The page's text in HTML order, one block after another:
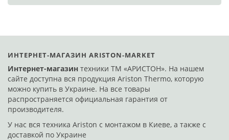
ИНТЕРНЕТ-МАГАЗИН ARISTON-MARKET
Интернет-магазин техники ТМ «АРИСТОН». На нашем
сайте доступна вся продукция Ariston Thermo, которую
можно купить в Украине. На все товары
распространяется официальная гарантия от
производителя.
У нас вся техника Ariston с монтажом в Киеве, а также с
доставкой по Украине